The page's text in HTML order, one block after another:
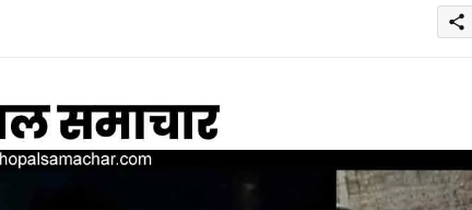
share